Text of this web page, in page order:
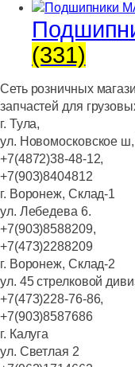
(331)
Сеть розничных
запчастей для
г. Тула,
ул. Новомосковское
+7(4872)38-48-12,
+7(903)8404812
г. Воронеж, Склад-1
ул. Лебедева 6.
+7(903)8588209,
+7(473)2288209
г. Воронеж, Склад-2
ул. 45 стрелковой
+7(473)228-76-86,
+7(903)8587686
г. Калуга
ул. Светлая 2